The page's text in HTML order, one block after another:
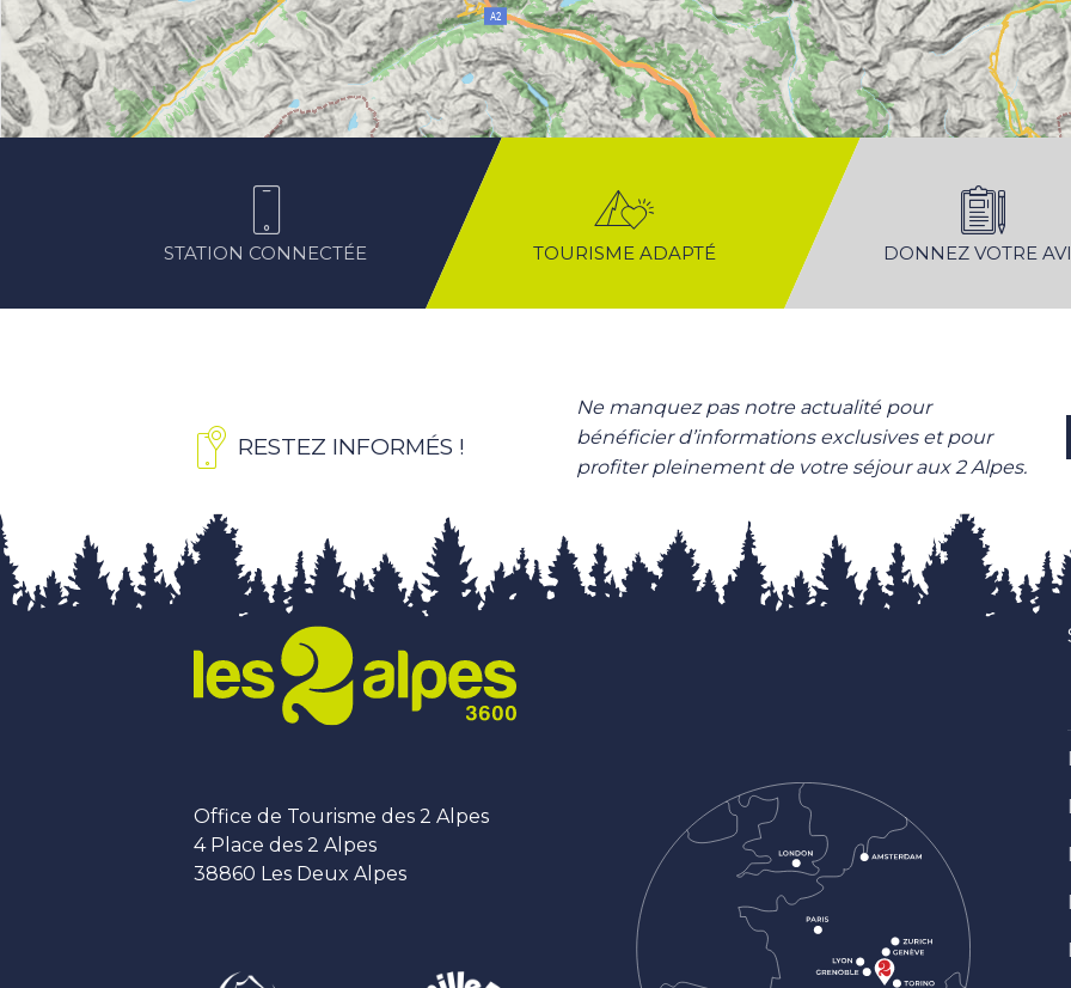
STATION CONNECTÉE TOURISME ADAPTÉ DONNEZ VOTRE
RESTEZ INFORMÉS !
Ne manquez pas notre actualité pour
bénéficier d’informations exclusives et pour
profiter pleinement de votre séjour aux 2 Alpes.
Office de Tourisme des 2 Alpes
4 Place des 2 Alpes
38860 Les Deux Alpes